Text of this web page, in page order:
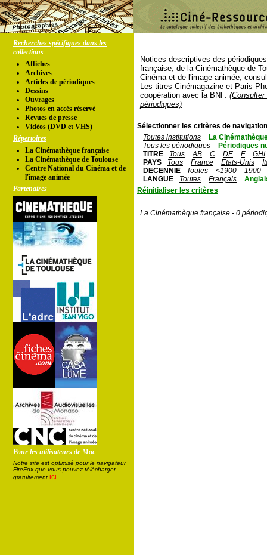
Recherches spécifiques dans les
collections
Affiches
Archives
Articles de périodiques
Dessins
Ouvrages
Photos en accés réservé
Revues de presse
Vidéos (DVD et VHS)
Répertoires
La Cinémathèque française
La Cinémathèque de Toulouse
Centre National du Cinéma et de
l'image animée
Partenaires
Pour les utilisateurs de Mac
Notre site est optimisé pour le navigateur
FireFox que vous pouvez télécharger
gratuitement ici
Notices descriptives des
française, de la Cinémathèque de
Cinéma et de l'image animée,
Les titres Cinémagazine et Paris-
coopération avec la BNF.
périodiques)
Sélectionner les critères de
Toutes institutions
La
Tous les périodiques
Périodiques
TITRE
Tous AB C DE F
GHI
PAYS
Tous France Etats-Unis
DECENNIE
Toutes <1900
1900
LANGUE
Toutes Français
Réinitialiser les critères
La Cinémathèque française - 0